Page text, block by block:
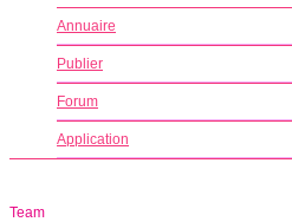
Annuaire
Publier
Forum
Application
Team